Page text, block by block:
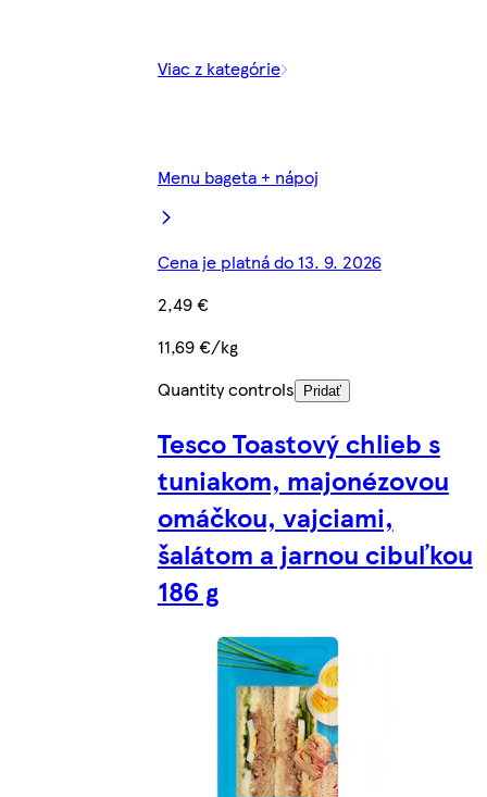
Viac z kategórie
Menu bageta + nápoj
Cena je platná do 13. 9. 2026
2,49 €
11,69 €/kg
Quantity controls
Pridať
Tesco Toastový chlieb s
tuniakom, majonézovou
omáčkou, vajciami,
šalátom a jarnou cibuľkou
186 g